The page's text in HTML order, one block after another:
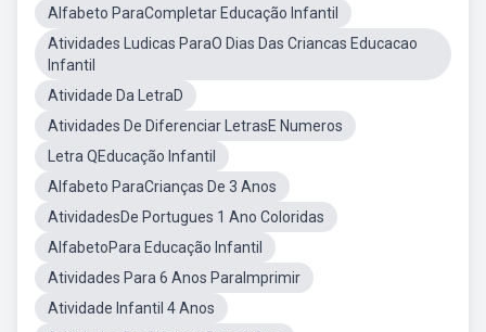
Alfabeto ParaCompletar Educação Infantil
Atividades Ludicas ParaO Dias Das Criancas Educacao
Infantil
Atividade Da LetraD
Atividades De Diferenciar LetrasE Numeros
Letra QEducação Infantil
Alfabeto ParaCrianças De 3 Anos
AtividadesDe Portugues 1 Ano Coloridas
AlfabetoPara Educação Infantil
Atividades Para 6 Anos ParaImprimir
Atividade Infantil 4 Anos